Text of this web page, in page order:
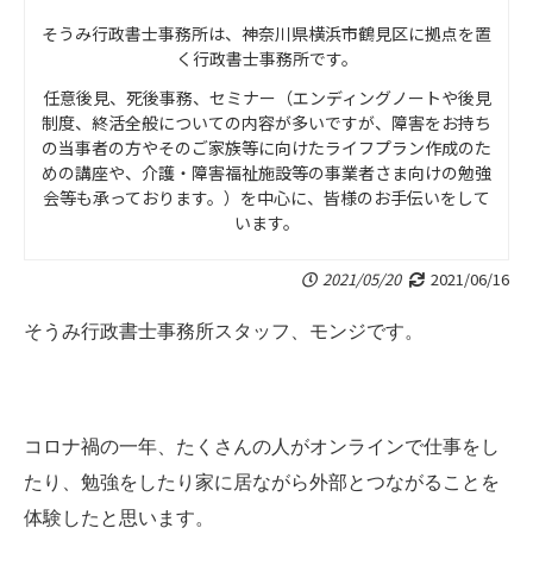
そうみ行政書士事務所は、神奈川県横浜市鶴見区に拠点を置
く行政書士事務所です。
任意後見、死後事務、セミナー（エンディングノートや後見
制度、終活全般についての内容が多いですが、障害をお持ち
の当事者の方やそのご家族等に向けたライフプラン作成のた
めの講座や、介護・障害福祉施設等の事業者さま向けの勉強
会等も承っております。）を中心に、皆様のお手伝いをして
います。
2021/05/20 2021/06/16
そうみ行政書士事務所スタッフ、モンジです。
コロナ禍の一年、たくさんの人がオンラインで仕事をし
たり、勉強をしたり家に居ながら外部とつながることを
体験したと思います。